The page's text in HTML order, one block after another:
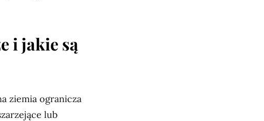
i jakie są
ziemia ogranicza
lub